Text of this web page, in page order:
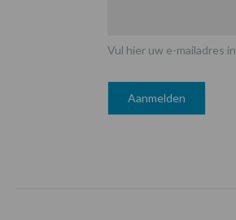
Vul hier uw e-mailadres in